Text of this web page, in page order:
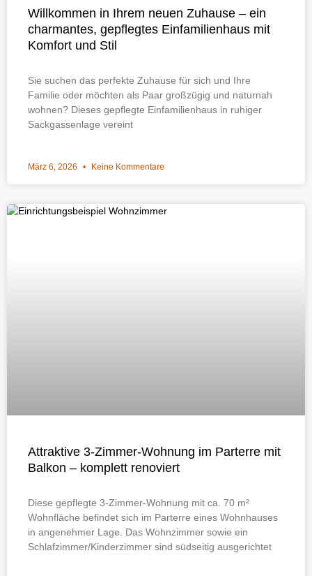
Willkommen in Ihrem neuen Zuhause – ein
charmantes, gepflegtes Einfamilienhaus mit
Komfort und Stil
Sie suchen das perfekte Zuhause für sich und Ihre
Familie oder möchten als Paar großzügig und naturnah
wohnen? Dieses gepflegte Einfamilienhaus in ruhiger
Sackgassenlage vereint
März 6, 2026 Keine Kommentare
Attraktive 3-Zimmer-Wohnung im Parterre mit
Balkon – komplett renoviert
Diese gepflegte 3-Zimmer-Wohnung mit ca. 70 m²
Wohnfläche befindet sich im Parterre eines Wohnhauses
in angenehmer Lage. Das Wohnzimmer sowie ein
Schlafzimmer/Kinderzimmer sind südseitig ausgerichtet